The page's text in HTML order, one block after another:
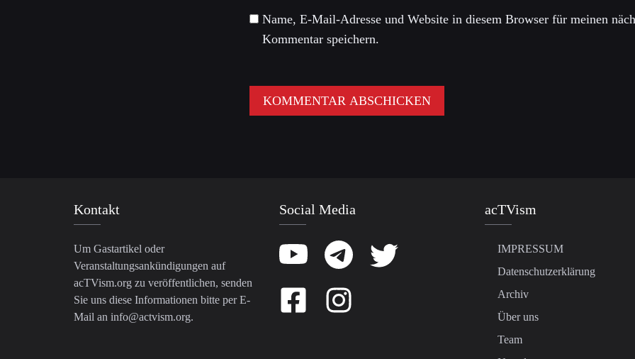
Name, E-Mail-Adresse und Website in diesem Browser für meinen
Kommentar speichern.
Kontakt
Um Gastartikel oder
Veranstaltungsankündigungen auf
acTVism.org zu veröffentlichen, senden
Sie uns diese Informationen bitte per E-
Mail an info@actvism.org.
Social Media acTVism
IMPRESSUM
Datenschutzerklärung
Archiv
Über uns
Team